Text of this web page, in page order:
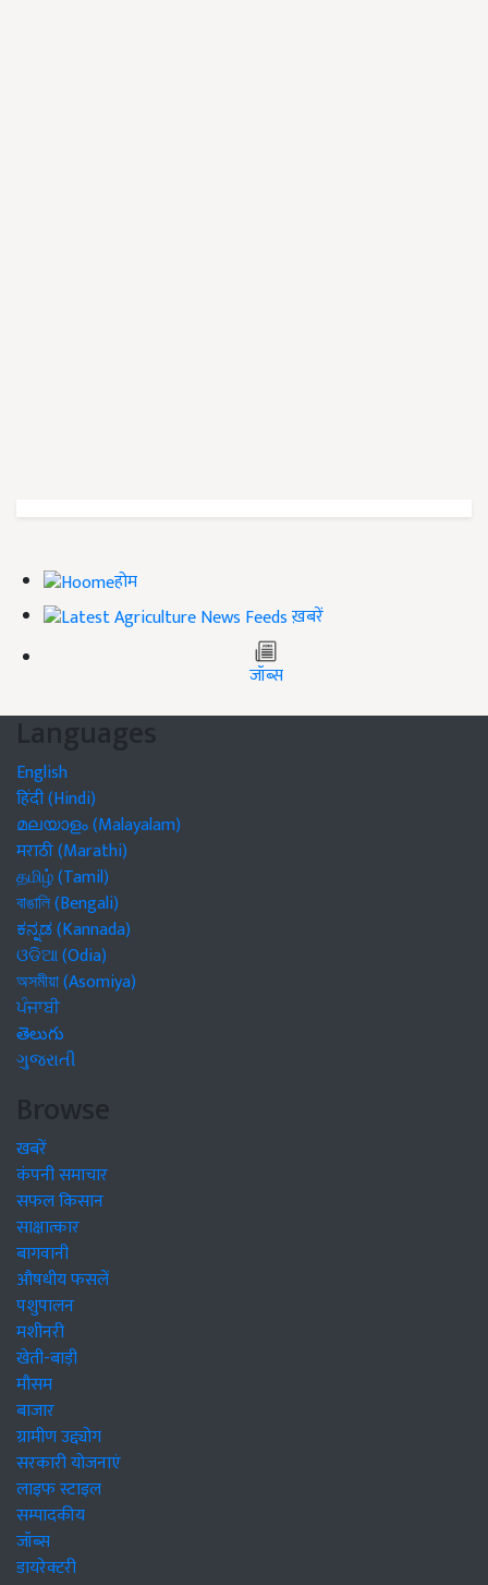
होम
ख़बरें
जॉब्स
Languages
English
हिंदी (Hindi)
മലയാളം (Malayalam)
मराठी (Marathi)
தமிழ் (Tamil)
বাঙালি (Bengali)
ಕನ್ನಡ (Kannada)
ଓଡିଆ (Odia)
অসমীয়া (Asomiya)
ਪੰਜਾਬੀ
తెలుగు
ગુજરાતી
Browse
खबरें
कंपनी समाचार
सफल किसान
साक्षात्कार
बागवानी
औषधीय फसलें
पशुपालन
मशीनरी
खेती-बाड़ी
मौसम
बाजार
ग्रामीण उद्द्योग
सरकारी योजनाएं
लाइफ स्टाइल
सम्पादकीय
जॉब्स
डायरेक्टरी